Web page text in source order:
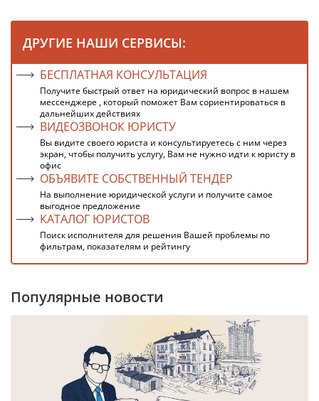
ДРУГИЕ НАШИ СЕРВИСЫ:
БЕСПЛАТНАЯ КОНСУЛЬТАЦИЯ
Получите быстрый ответ на юридический вопрос в нашем
мессенджере , который поможет Вам сориентироваться в
дальнейших действиях
ВИДЕОЗВОНОК ЮРИСТУ
Вы видите своего юриста и консультируетесь с ним через
экран, чтобы получить услугу, Вам не нужно идти к юристу в
офис
ОБЪЯВИТЕ СОБСТВЕННЫЙ ТЕНДЕР
На выполнение юридической услуги и получите самое
выгодное предложение
КАТАЛОГ ЮРИСТОВ
Поиск исполнителя для решения Вашей проблемы по
фильтрам, показателям и рейтингу
Популярные новости